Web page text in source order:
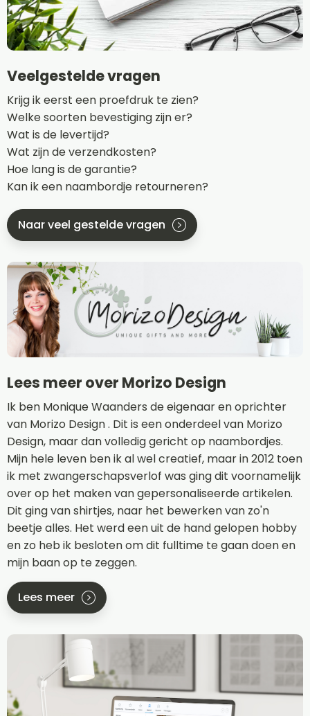
Veelgestelde vragen
Krijg ik eerst een proefdruk te zien?
Welke soorten bevestiging zijn er?
Wat is de levertijd?
Wat zijn de verzendkosten?
Hoe lang is de garantie?
Kan ik een naambordje retourneren?
Naar veel gestelde vragen
Lees meer over Morizo Design
Ik ben Monique Waanders de eigenaar en oprichter
van Morizo Design . Dit is een onderdeel van Morizo
Design, maar dan volledig gericht op naambordjes.
Mijn hele leven ben ik al wel creatief, maar in 2012 toen
ik met zwangerschapsverlof was ging dit voornamelijk
over op het maken van gepersonaliseerde artikelen.
Dit ging van shirtjes, naar het bewerken van zo'n
beetje alles. Het werd een uit de hand gelopen hobby
en zo heb ik besloten om dit fulltime te gaan doen en
mijn baan op te zeggen.
Lees meer